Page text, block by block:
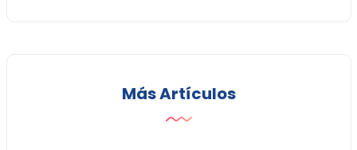
Más Artículos